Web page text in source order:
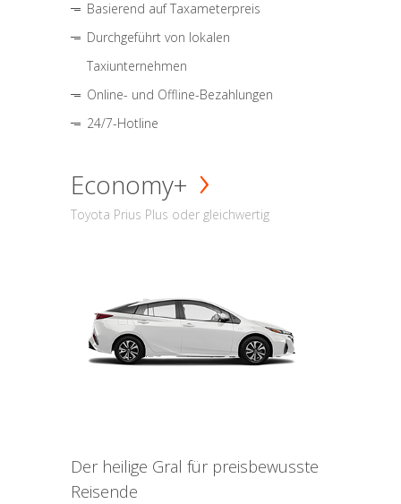
Basierend auf Taxameterpreis
Durchgeführt von lokalen
Taxiunternehmen
Online- und Offline-Bezahlungen
24/7-Hotline
Economy+
Toyota Prius Plus oder gleichwertig
Der heilige Gral für preisbewusste
Reisende